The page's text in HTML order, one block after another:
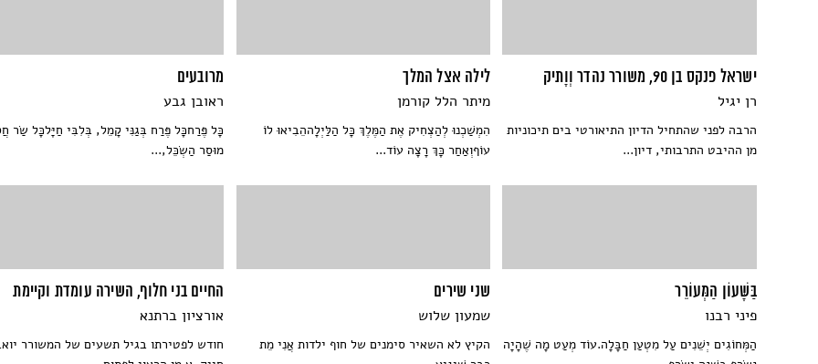
ישראל פנקס בן 90, משורר נהדר וְוָתיק
רן יגיל
הרבה לפני שהתחיל הדיון התיאורטי בים תיכוניות
מן ההיבט התרבותי, דיון...
לילה אצל המלך
מיתר הלל קורמן
הִמְשַׁכְנוּ לְהַצְחִיק אֶת הַמֶּלֶךְ כָּל הַלַּיְלָההֵבִיאוּ לוֹ
עוֹףוְאַחַר כָּךְ רָצָה עוֹד...
מרובעים
ראובן גבע
כָּל פֶּרַחכָּל פֶּרַח בְּגַנִּי קָמֵל, בְּלִבִּי חַיָּלכָּל שַׂר
מוּסַר הַשְׂכֵּל,...
בַּשָּׁעוֹן הַמְּעוֹרֵר
פיני רבנו
הַמְּחוֹגִים יְשֵׁנִים עַל מִטְעַן חַבָּלָה.עוֹד מְעַט מָה שֶׁהָיָה
שני שירים
שמעון שלוש
הקיץ לא השאיר סימנים של חוף ילדות אֲנִי מֵת
החיים בני חלוף, השירה עומדת וקיימת
אורציון ברתנא
חודש לפטירתו בגיל תשעים של המשורר